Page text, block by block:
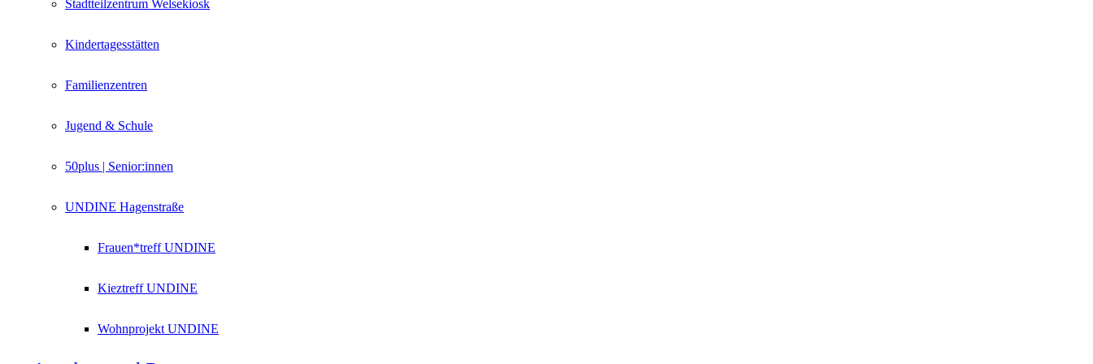
Stadtteilzentrum Welsekiosk
Kindertagesstätten
Familienzentren
Jugend & Schule
50plus | Senior:innen
UNDINE Hagenstraße
Frauen*treff UNDINE
Kieztreff UNDINE
Wohnprojekt UNDINE